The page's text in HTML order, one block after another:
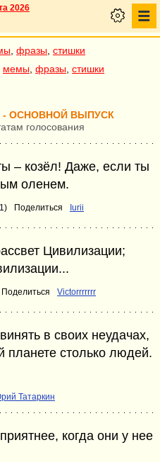
2026
фразы стишки
мемы фразы стишки
ОСНОВНОЙ ВЫПУСК
голосования
– козёл! Даже, если ты
оленем.
Поделиться Iurii
Цивилизации;
Поделиться Victorrrrrrr
в своих неудачах,
планете столько людей.
Татаркин
когда они у нее